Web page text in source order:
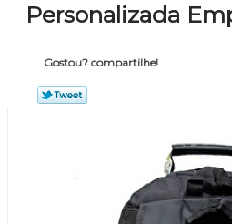
Personalizada
Gostou? compartilhe!